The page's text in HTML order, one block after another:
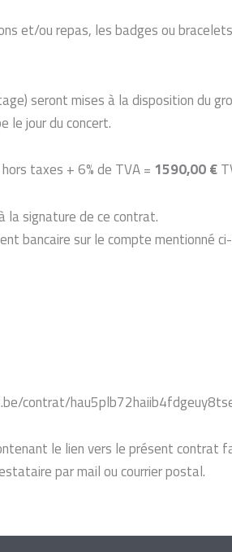
et/ou repas, les badges ou
seront mises à la disposition du
le jour du concert.
hors taxes + 6% de TVA = 1590,00 €
la signature de ce contrat.
bancaire sur le compte mentionné
contrat/
le lien vers le présent
par mail ou courrier postal.